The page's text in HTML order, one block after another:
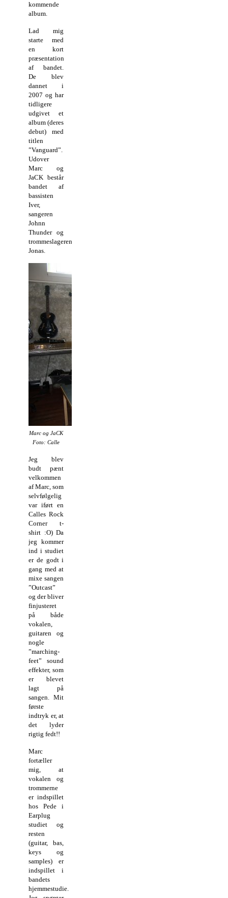
kommende
album.
Lad mig
starte med
en kort
præsentation
af bandet.
De blev
dannet i
2007 og har
tidligere
udgivet et
album (deres
debut) med
titlen
”Vanguard”.
Udover
Marc og
JaCK består
bandet af
bassisten
Iver,
sangeren
Johnn
Thunder og
trommeslageren
Jonas.
Marc og JaCK
Foto: Calle
Jeg blev
budt pænt
velkommen
af Marc, som
selvfølgelig
var iført en
Calles Rock
Corner t-
shirt :O) Da
jeg kommer
ind i studiet
er de godt i
gang med at
mixe sangen
”Outcast”
og der bliver
finjusteret
på både
vokalen,
guitaren og
nogle
”marching-
feet” sound
effekter, som
er blevet
lagt på
sangen. Mit
første
indtryk er, at
det lyder
rigtig fedt!!
Marc
fortæller
mig, at
vokalen og
trommerne
er indspillet
hos Pede i
Earplug
studiet og
resten
(guitar, bas,
keys og
samples) er
indspillet i
bandets
hjemmestudie.